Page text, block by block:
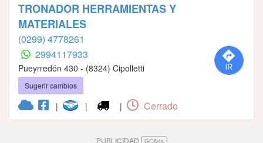
TRONADOR HERRAMIENTAS Y
MATERIALES
(0299) 4778261
2994117933
Pueyrredón 430 - (8324) Cipolletti
Sugerir cambios
| | | Cerrado
PUBLICIDAD GCAds